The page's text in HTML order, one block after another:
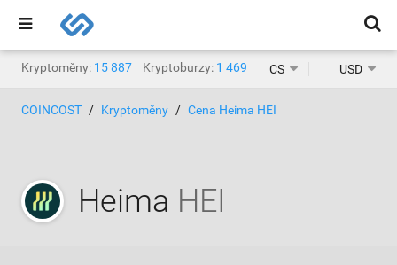
Kryptoměny: 15 887 Kryptoburzy: 1 469 CS USD
COINCOST Kryptoměny Cena Heima HEI
Heima HEI